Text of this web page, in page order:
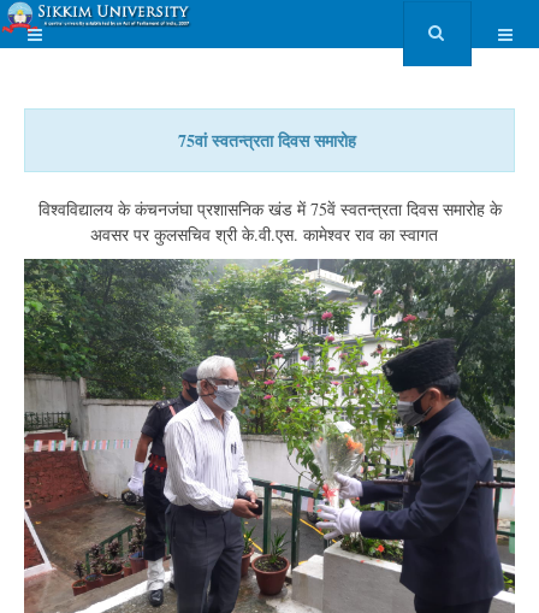
75वां स्वतन्त्रता दिवस समारोह
विश्वविद्यालय के कंचनजंघा प्रशासनिक खंड में 75वें स्वतन्त्रता दिवस समारोह के
अवसर पर कुलसचिव श्री के.वी.एस. कामेश्वर राव का स्वागत